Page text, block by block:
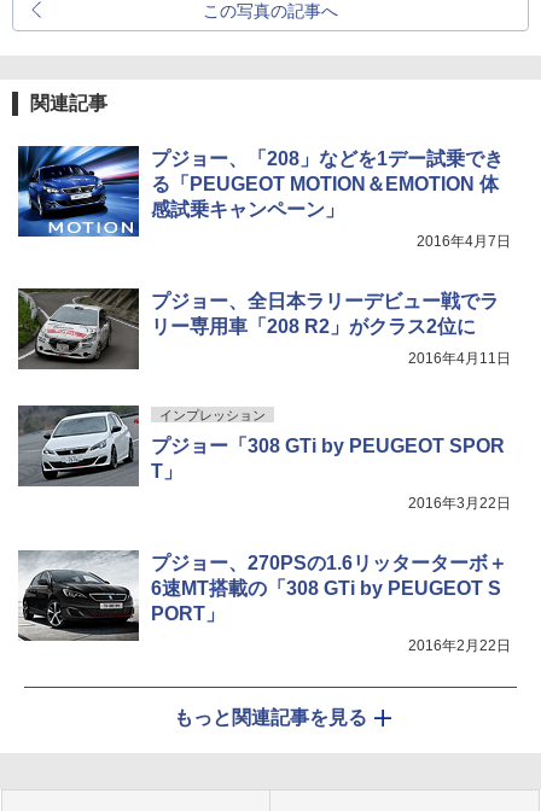
この写真の記事へ
関連記事
プジョー、「208」などを1デー試乗でき
る「PEUGEOT MOTION＆EMOTION 体
感試乗キャンペーン」
2016年4月7日
プジョー、全日本ラリーデビュー戦でラ
リー専用車「208 R2」がクラス2位に
2016年4月11日
インプレッション
プジョー「308 GTi by PEUGEOT SPOR
T」
2016年3月22日
プジョー、270PSの1.6リッターターボ＋
6速MT搭載の「308 GTi by PEUGEOT S
PORT」
2016年2月22日
もっと関連記事を見る